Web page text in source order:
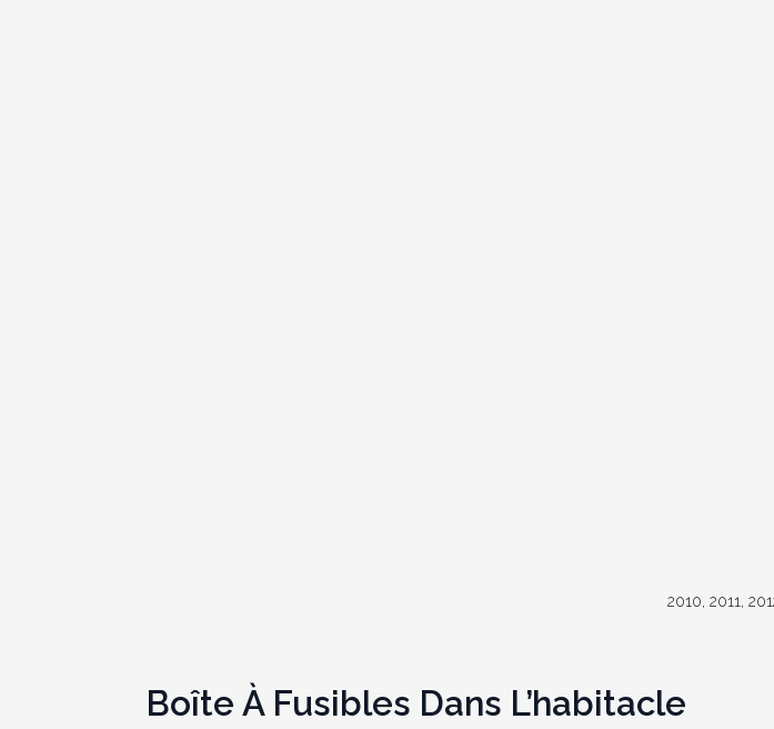
2010, 2011,
Boîte À Fusibles Dans L’habitacle